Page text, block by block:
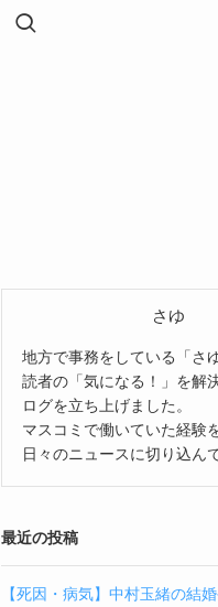
さゆ
地方で事務をしている「さ
読者の「気になる！」を解
ログを立ち上げました。
マスコミで働いていた経験
日々のニュースに切り込ん
最近の投稿
【死因・病気】中村玉緒の結